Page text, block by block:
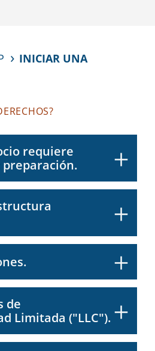
INICIAR UNA
requiere
de
Limitada ("LLC").